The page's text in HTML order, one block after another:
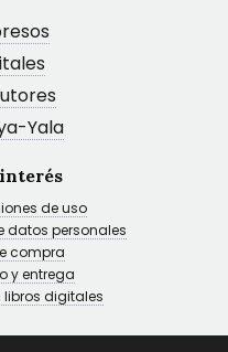
Yala
de uso
datos personales
compra
y entrega
digitales